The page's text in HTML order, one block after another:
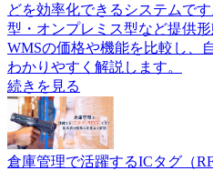
どを効率化できるシステムで
型・オンプレミス型など提供
WMSの価格や機能を比較し、
わかりやすく解説します。
続きを見る
倉庫管理で活躍するICタグ（